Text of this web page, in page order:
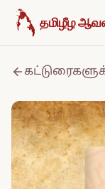
தமிழீழ